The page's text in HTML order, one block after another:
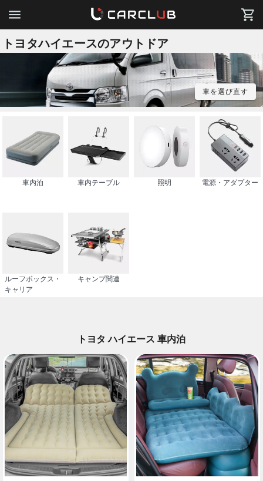
トヨタハイエースのアウトドア
車を選び直す
車内泊 車内テーブル 照明 電源・アダプター
ルーフボックス・
キャリア
キャンプ関連
トヨタ ハイエース 車内泊